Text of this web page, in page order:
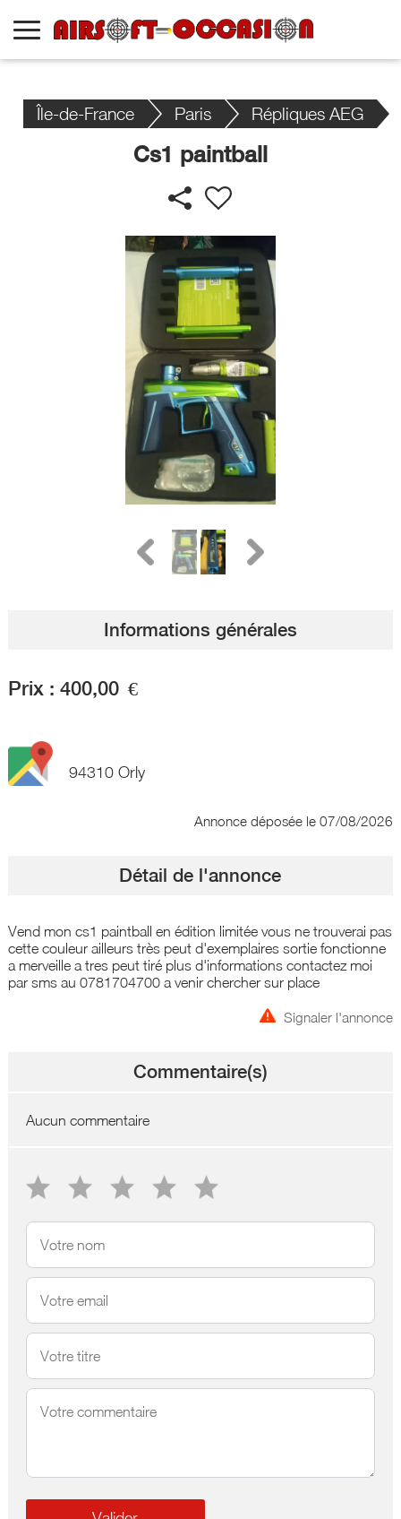
Île-de-France Paris Répliques AEG
Cs1 paintball
Informations générales
Prix : 400,00 €
94310 Orly
Annonce déposée le 07/08/2026
Détail de l'annonce
Vend mon cs1 paintball en édition limitée vous ne trouverai pas
cette couleur ailleurs très peut d'exemplaires sortie fonctionne
a merveille a tres peut tiré plus d'informations contactez moi
par sms au 0781704700 a venir chercher sur place
Signaler l'annonce
Commentaire(s)
Aucun commentaire